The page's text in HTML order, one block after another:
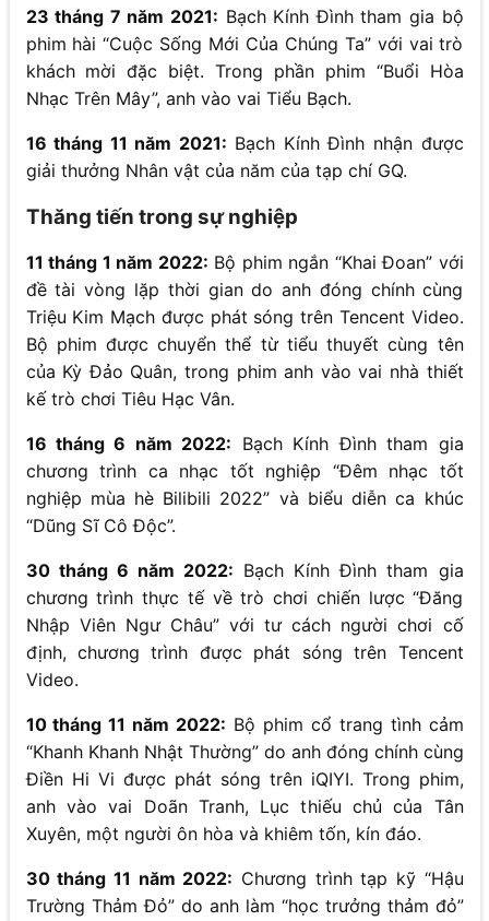
23 tháng 7 năm 2021: Bạch Kính Đình tham gia bộ
phim hài “Cuộc Sống Mới Của Chúng Ta” với vai trò
khách mời đặc biệt. Trong phần phim “Buổi Hòa
Nhạc Trên Mây”, anh vào vai Tiểu Bạch.
16 tháng 11 năm 2021: Bạch Kính Đình nhận được
giải thưởng Nhân vật của năm của tạp chí GQ.
Thăng tiến trong sự nghiệp
11 tháng 1 năm 2022: Bộ phim ngắn “Khai Đoan” với
đề tài vòng lặp thời gian do anh đóng chính cùng
Triệu Kim Mạch được phát sóng trên Tencent Video.
Bộ phim được chuyển thể từ tiểu thuyết cùng tên
của Kỳ Đảo Quân, trong phim anh vào vai nhà thiết
kế trò chơi Tiêu Hạc Vân.
16 tháng 6 năm 2022: Bạch Kính Đình tham gia
chương trình ca nhạc tốt nghiệp “Đêm nhạc tốt
nghiệp mùa hè Bilibili 2022” và biểu diễn ca khúc
“Dũng Sĩ Cô Độc”.
30 tháng 6 năm 2022: Bạch Kính Đình tham gia
chương trình thực tế về trò chơi chiến lược “Đăng
Nhập Viên Ngư Châu” với tư cách người chơi cố
định, chương trình được phát sóng trên Tencent
Video.
10 tháng 11 năm 2022: Bộ phim cổ trang tình cảm
“Khanh Khanh Nhật Thường” do anh đóng chính cùng
Điền Hi Vi được phát sóng trên iQIYI. Trong phim,
anh vào vai Doãn Tranh, Lục thiếu chủ của Tân
Xuyên, một người ôn hòa và khiêm tốn, kín đáo.
30 tháng 11 năm 2022: Chương trình tạp kỹ “Hậu
Trường Thảm Đỏ” do anh làm “học trưởng thảm đỏ”